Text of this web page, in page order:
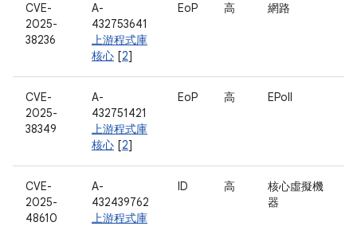
CVE-
2025-
38236
A-
432753641
上游程式庫
核心 [2]
EoP 高 網路
CVE-
2025-
38349
A-
432751421
上游程式庫
核心 [2]
EoP 高 EPoll
CVE-
2025-
48610
A-
432439762
上游程式庫
ID 高
核心虛擬機
器